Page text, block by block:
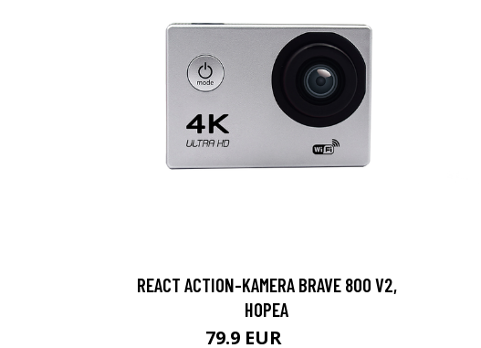
REACT ACTION-KAMERA BRAVE 800 V2,
HOPEA
79.9 EUR